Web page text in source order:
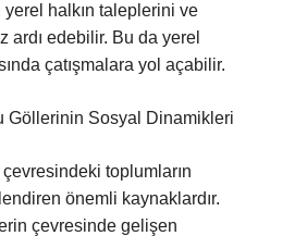
halkın taleplerini ve
ardı edebilir. Bu da yerel
çatışmalara yol açabilir.
Göllerinin Sosyal Dinamikleri
çevresindeki toplumların
önemli kaynaklardır.
çevresinde gelişen